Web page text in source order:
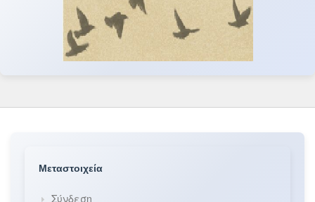
Μεταστοιχεία
Σύνδεση